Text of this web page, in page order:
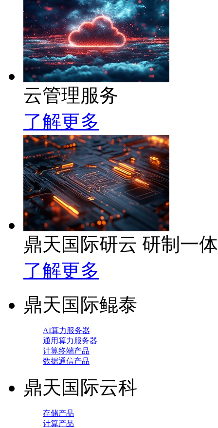
云管理服务
了解更多
鼎天国际研云 研制一
了解更多
鼎天国际鲲泰
AI算力服务器
通用算力服务器
计算终端产品
数据通信产品
鼎天国际云科
存储产品
计算产品